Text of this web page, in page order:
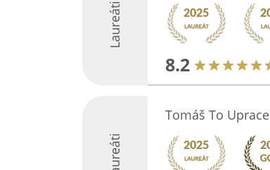
Laureáti
8.2
Laureáti
Tomáš To Uprace